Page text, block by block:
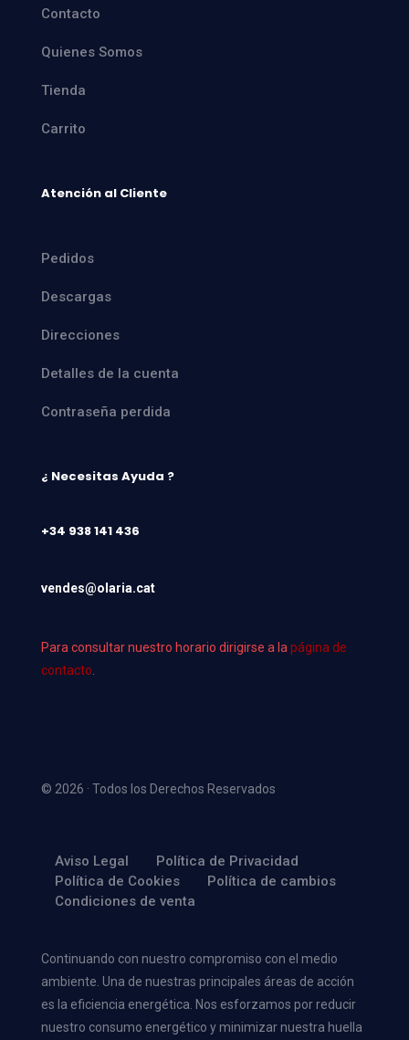
Contacto
Quienes Somos
Tienda
Carrito
Atención al Cliente
Pedidos
Descargas
Direcciones
Detalles de la cuenta
Contraseña perdida
¿ Necesitas Ayuda ?
+34 938 141 436
vendes@olaria.cat
Para consultar nuestro horario dirigirse a lapágina de
contacto.
© 2026 · Todos los Derechos Reservados
Aviso Legal
Política de Privacidad
Política de Cookies
Política de cambios
Condiciones de venta
Continuando con nuestro compromiso con el medio
ambiente. Una de nuestras principales áreas de acción
es la eficiencia energética. Nos esforzamos por reducir
nuestro consumo energético y minimizar nuestra huella